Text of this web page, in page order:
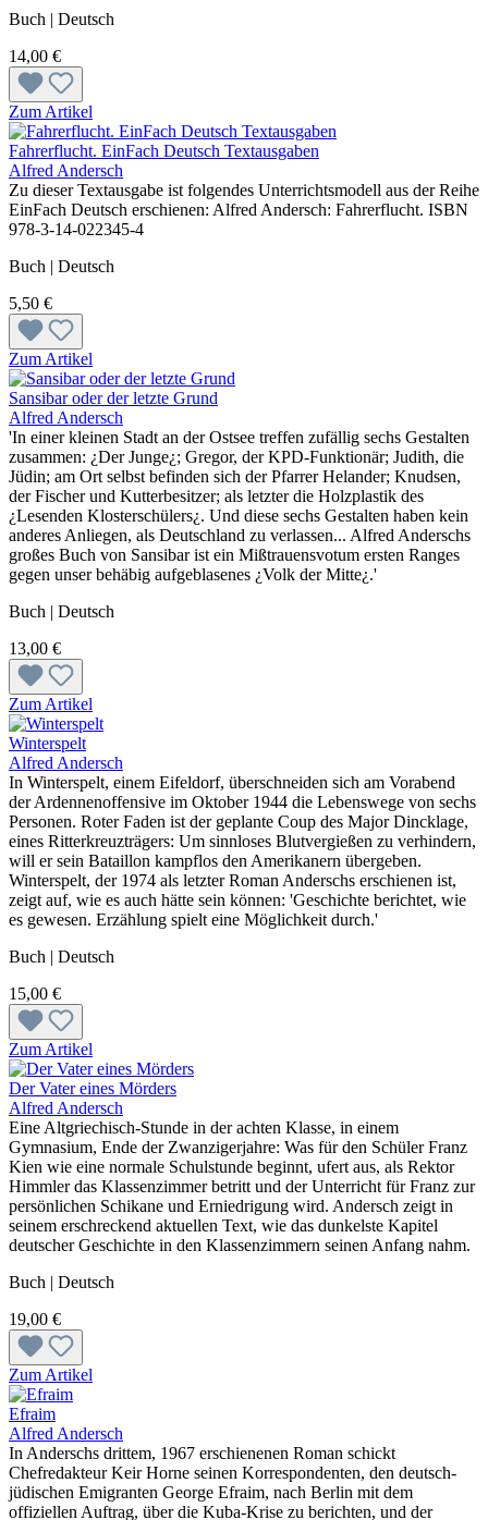
Buch | Deutsch
14,00 €
Zum Artikel
Fahrerflucht. EinFach Deutsch Textausgaben
Alfred Andersch
Zu dieser Textausgabe ist folgendes Unterrichtsmodell aus der Reihe
EinFach Deutsch erschienen: Alfred Andersch: Fahrerflucht. ISBN
978-3-14-022345-4
Buch | Deutsch
5,50 €
Zum Artikel
Sansibar oder der letzte Grund
Alfred Andersch
'In einer kleinen Stadt an der Ostsee treffen zufällig sechs Gestalten
zusammen: ¿Der Junge¿; Gregor, der KPD-Funktionär; Judith, die
Jüdin; am Ort selbst befinden sich der Pfarrer Helander; Knudsen,
der Fischer und Kutterbesitzer; als letzter die Holzplastik des
¿Lesenden Klosterschülers¿. Und diese sechs Gestalten haben kein
anderes Anliegen, als Deutschland zu verlassen... Alfred Anderschs
großes Buch von Sansibar ist ein Mißtrauensvotum ersten Ranges
gegen unser behäbig aufgeblasenes ¿Volk der Mitte¿.'
Buch | Deutsch
13,00 €
Zum Artikel
Winterspelt
Alfred Andersch
In Winterspelt, einem Eifeldorf, überschneiden sich am Vorabend
der Ardennenoffensive im Oktober 1944 die Lebenswege von sechs
Personen. Roter Faden ist der geplante Coup des Major Dincklage,
eines Ritterkreuzträgers: Um sinnloses Blutvergießen zu verhindern,
will er sein Bataillon kampflos den Amerikanern übergeben.
Winterspelt, der 1974 als letzter Roman Anderschs erschienen ist,
zeigt auf, wie es auch hätte sein können: 'Geschichte berichtet, wie
es gewesen. Erzählung spielt eine Möglichkeit durch.'
Buch | Deutsch
15,00 €
Zum Artikel
Der Vater eines Mörders
Alfred Andersch
Eine Altgriechisch-Stunde in der achten Klasse, in einem
Gymnasium, Ende der Zwanzigerjahre: Was für den Schüler Franz
Kien wie eine normale Schulstunde beginnt, ufert aus, als Rektor
Himmler das Klassenzimmer betritt und der Unterricht für Franz zur
persönlichen Schikane und Erniedrigung wird. Andersch zeigt in
seinem erschreckend aktuellen Text, wie das dunkelste Kapitel
deutscher Geschichte in den Klassenzimmern seinen Anfang nahm.
Buch | Deutsch
19,00 €
Zum Artikel
Efraim
Alfred Andersch
In Anderschs drittem, 1967 erschienenen Roman schickt
Chefredakteur Keir Horne seinen Korrespondenten, den deutsch-
jüdischen Emigranten George Efraim, nach Berlin mit dem
offiziellen Auftrag, über die Kuba-Krise zu berichten, und der